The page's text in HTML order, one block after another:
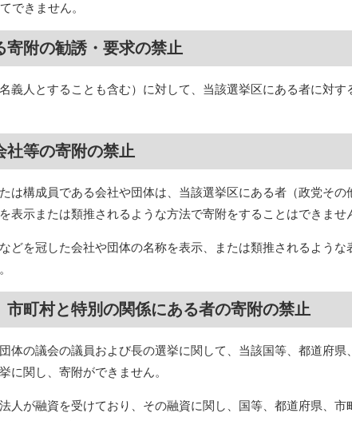
できません。
寄附の勧誘・要求の禁止
義人とすることも含む）に対して、当該選挙区にある者に対
社等の寄附の禁止
は構成員である会社や団体は、当該選挙区にある者（政党そ
表示または類推されるような方法で寄附をすることはできませ
どを冠した会社や団体の名称を表示、または類推されるよう
市町村と特別の関係にある者の寄附の禁止
体の議会の議員および長の選挙に関して、当該国等、都道府
に関し、寄附ができません。
人が融資を受けており、その融資に関し、国等、都道府県、